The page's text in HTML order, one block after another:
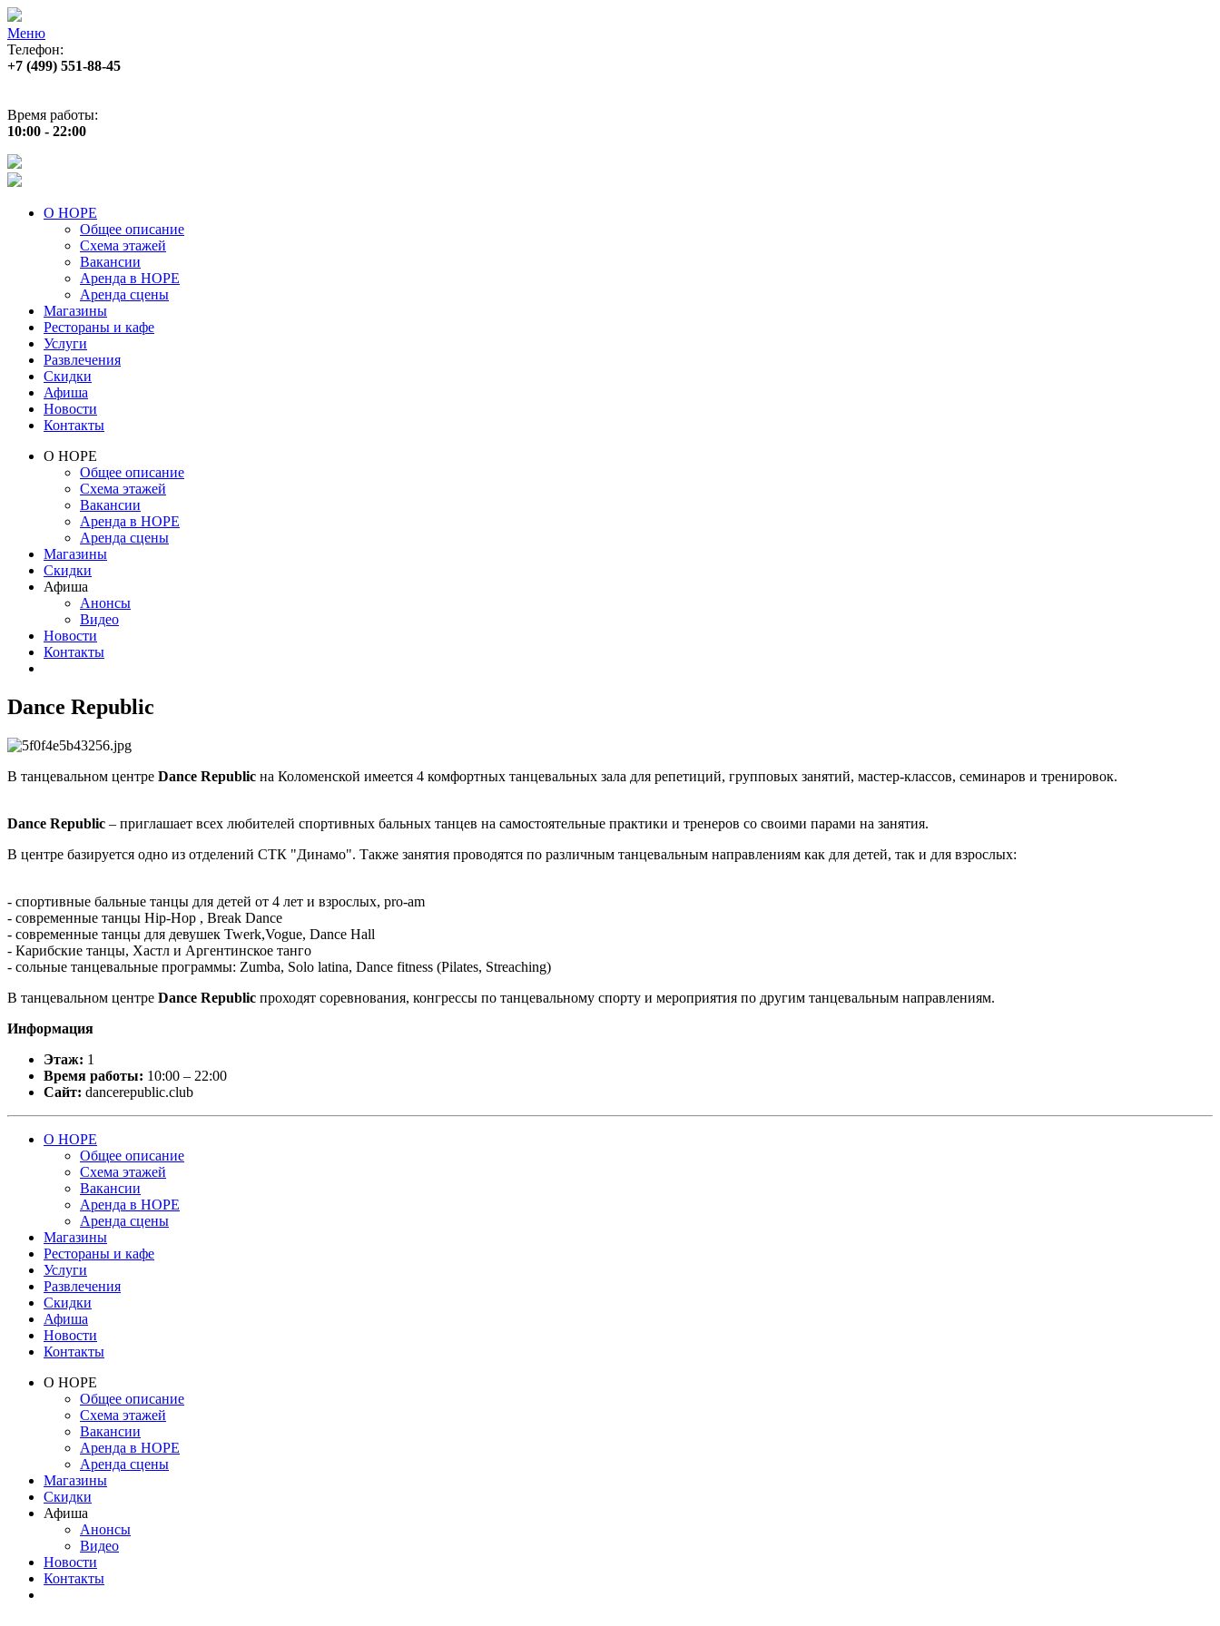
Меню
Телефон:
+7 (499) 551‑88‑45
Время работы:
10:00 - 22:00
О НОРЕ
Общее описание
Схема этажей
Вакансии
Аренда в НОРЕ
Аренда сцены
Магазины
Рестораны и кафе
Услуги
Развлечения
Скидки
Афиша
Новости
Контакты
О НОРЕ
Общее описание
Схема этажей
Вакансии
Аренда в НОРЕ
Аренда сцены
Магазины
Скидки
Афиша
Анонсы
Видео
Новости
Контакты
Dance Republic
В танцевальном центре Dance Republic на Коломенской имеется 4 комфортных танцевальных зала для репетиций, групповых занятий, мастер-классов, семинаров и тренировок.
Dance Republic – приглашает всех любителей спортивных бальных танцев на самостоятельные практики и тренеров со своими парами на занятия.
В центре базируется одно из отделений СТК "Динамо". Также занятия проводятся по различным танцевальным направлениям как для детей, так и для взрослых:
- спортивные бальные танцы для детей от 4 лет и взрослых, pro-am
- современные танцы Hip-Hop , Break Dance
- современные танцы для девушек Twerk,Vogue, Dance Hall
- Карибские танцы, Хастл и Аргентинское танго
- сольные танцевальные программы: Zumba, Solo latina, Dance fitness (Pilates, Streaching)
В танцевальном центре Dance Republic проходят соревнования, конгрессы по танцевальному спорту и мероприятия по другим танцевальным направлениям.
Информация
Этаж: 1
Время работы: 10:00 – 22:00
Сайт: dancerepublic.club
О НОРЕ
Общее описание
Схема этажей
Вакансии
Аренда в НОРЕ
Аренда сцены
Магазины
Рестораны и кафе
Услуги
Развлечения
Скидки
Афиша
Новости
Контакты
О НОРЕ
Общее описание
Схема этажей
Вакансии
Аренда в НОРЕ
Аренда сцены
Магазины
Скидки
Афиша
Анонсы
Видео
Новости
Контакты